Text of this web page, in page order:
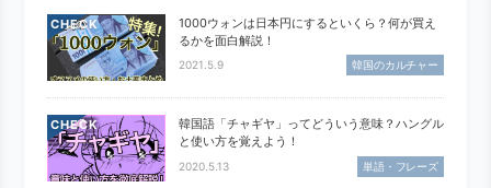
CHECK
1000ウォンは日本円にするといくら？何が買え
るかを面白解説！
2021.5.9 韓国のカルチャー
CHECK
韓国語「チャギヤ」ってどういう意味？ハングル
と使い方を覚えよう！
2020.5.13 単語・フレーズ